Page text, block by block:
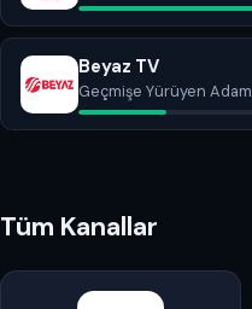
Beyaz TV
Geçmişe Yürüyen Adam
Tüm Kanallar